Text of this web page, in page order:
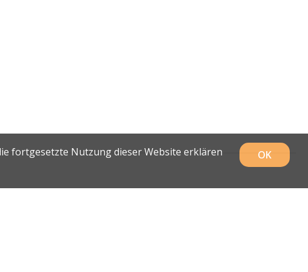
OK
fortgesetzte Nutzung dieser Website erklären